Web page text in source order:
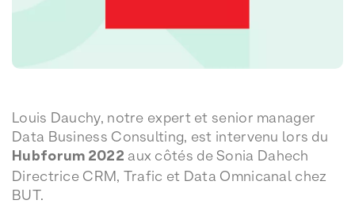
Louis Dauchy, notre expert et senior manager
Data Business Consulting, est intervenu lors du
Hubforum 2022 aux côtés de Sonia Dahech
Directrice CRM, Trafic et Data Omnicanal chez
BUT.